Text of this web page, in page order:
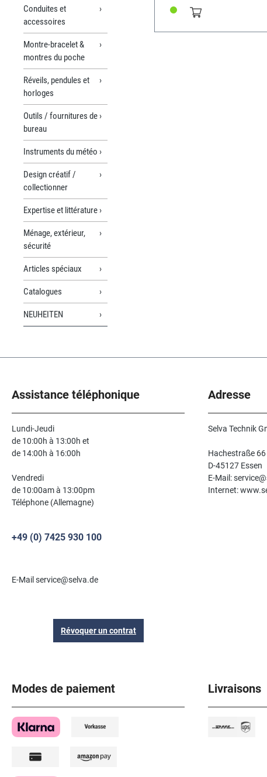
Conduites et
accessoires
Montre-bracelet &
montres du poche
Réveils, pendules et
horloges
Outils / fournitures de
bureau
Instruments du météo
Design créatif /
collectionner
Expertise et littérature
Ménage, extérieur,
sécurité
Articles spéciaux
Catalogues
NEUHEITEN
Assistance téléphonique
Lundi-Jeudi
de 10:00h à 13:00h et
de 14:00h à 16:00h
Vendredi
de 10:00am à 13:00pm
Téléphone (Allemagne)
+49 (0) 7425 930 100
E-Mail service@selva.de
Révoquer un contrat
Adresse
Selva Technik
Hachestraße 66
D-45127 Essen
E-Mail:
Internet:
Modes de paiement Livraisons